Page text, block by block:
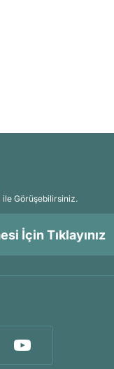
ile Görüşebilirsiniz.
İçin Tıklayınız